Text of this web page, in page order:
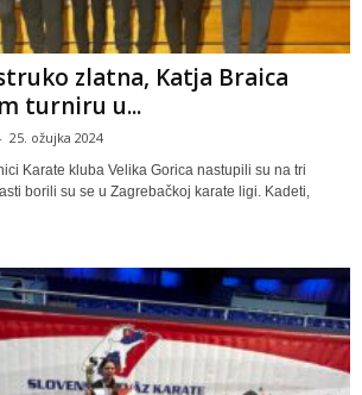
zlatna, Katja Braica
turniru u...
25. ožujka 2024
Karate kluba Velika Gorica nastupili su na tri
borili su se u Zagrebačkoj karate ligi. Kadeti,